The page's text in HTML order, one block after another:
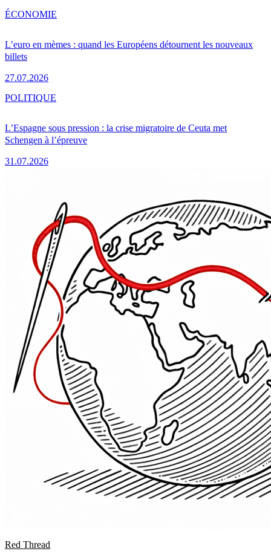
L’euro en mèmes : quand les Européens détournent les nouveaux
billets
27.07.2026
ÉCONOMIE
L’Espagne sous pression : la crise migratoire de Ceuta met
Schengen à l’épreuve
31.07.2026
POLITIQUE
Red Thread